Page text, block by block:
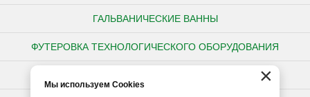
ГАЛЬВАНИЧЕСКИЕ ВАННЫ
ФУТЕРОВКА ТЕХНОЛОГИЧЕСКОГО ОБОРУДОВАНИЯ
НЕСТАНДАРТНЫЕ ИЗДЕЛИЯ ИЗ ПОЛИПРОПИЛЕНА
×
Мы используем Cookies